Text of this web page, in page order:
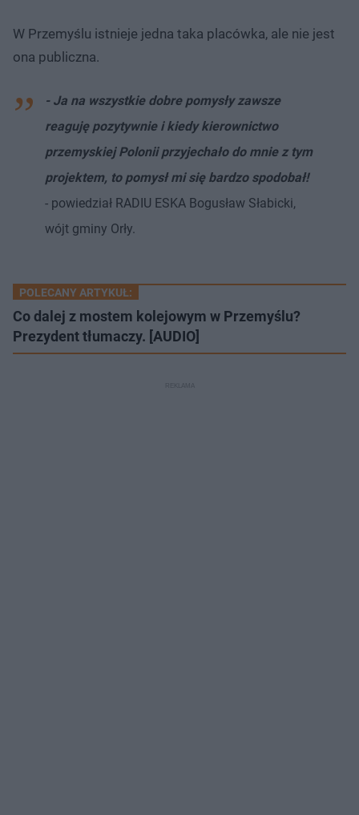
W Przemyślu istnieje jedna taka placówka, ale nie jest
ona publiczna.
- Ja na wszystkie dobre pomysły zawsze
reaguję pozytywnie i kiedy kierownictwo
przemyskiej Polonii przyjechało do mnie z tym
projektem, to pomysł mi się bardzo spodobał!
- powiedział RADIU ESKA Bogusław Słabicki,
wójt gminy Orły.
POLECANY ARTYKUŁ:
Co dalej z mostem kolejowym w Przemyślu?
Prezydent tłumaczy. [AUDIO]